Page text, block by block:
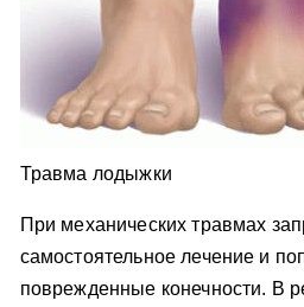
Травма лодыжки
При механических травмах
самостоятельное лечение и
поврежденные конечности. В